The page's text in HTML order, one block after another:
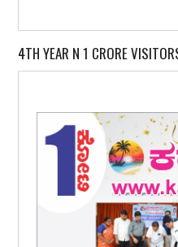
4TH YEAR N 1 CRORE